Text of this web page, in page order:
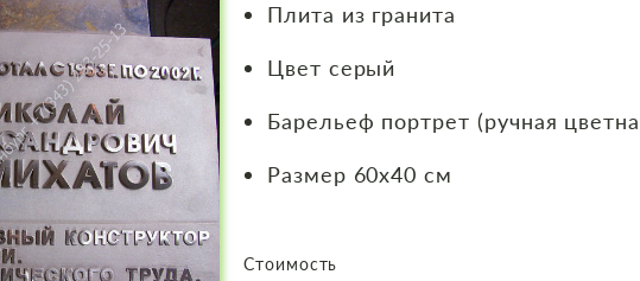
Плита из гранита
Цвет серый
Барельеф портрет (ручная
Размер 60х40 см
Стоимость